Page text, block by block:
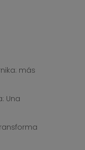
más
Una